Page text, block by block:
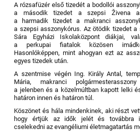
A rózsafüzér első tizedét a bodollói
a második tizedet a szepsi Živena
a harmadik tizedet a makranci
a szepsi asszonykórus. Az ötödik tizedet a
Sára Egyházi Iskolaközpont diákjai,
a perkupai fiatalok közösen
Hasonlóképpen, mint ahogyan ezt az
egyes tizedek után.
A szentmise végén Ing. Király Antal,
Mária, makranci
a jelenben és a közelmúltban kapott lelki
határon innen és határon túl.
Köszönet és hála mindenkinek, aki részt
hogy értjük az idők jelét és továbbra
cselekedni az evangéliumi életmagatartás